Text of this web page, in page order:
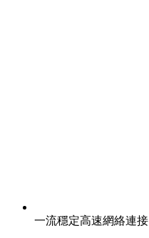
一流穩定高速網絡連接